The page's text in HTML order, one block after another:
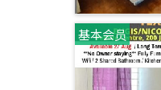
基本会员